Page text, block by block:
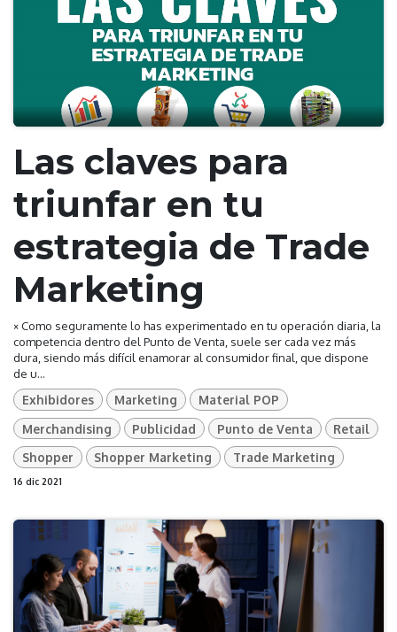
Las claves para
triunfar en tu
estrategia de Trade
Marketing
× Como seguramente lo has experimentado en tu operación diaria, la
competencia dentro del Punto de Venta, suele ser cada vez más
dura, siendo más difícil enamorar al consumidor final, que dispone
de u...
Exhibidores Marketing
Material POP
Merchandising
Publicidad Punto de Venta
Retail
Shopper
Shopper Marketing Trade Marketing
16 dic 2021